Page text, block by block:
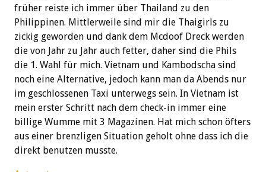
früher reiste ich immer über Thailand zu den
Philippinen. Mittlerweile sind mir die Thaigirls zu
zickig geworden und dank dem Mcdoof Dreck werden
die von Jahr zu Jahr auch fetter, daher sind die Phils
die 1. Wahl für mich. Vietnam und Kambodscha sind
noch eine Alternative, jedoch kann man da Abends nur
im geschlossenen Taxi unterwegs sein. In Vietnam ist
mein erster Schritt nach dem check-in immer eine
billige Wumme mit 3 Magazinen. Hat mich schon öfters
aus einer brenzligen Situation geholt ohne dass ich die
direkt benutzen musste.